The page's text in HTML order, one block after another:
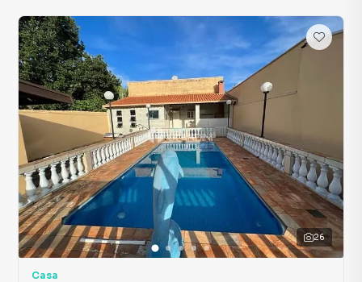
26
Casa